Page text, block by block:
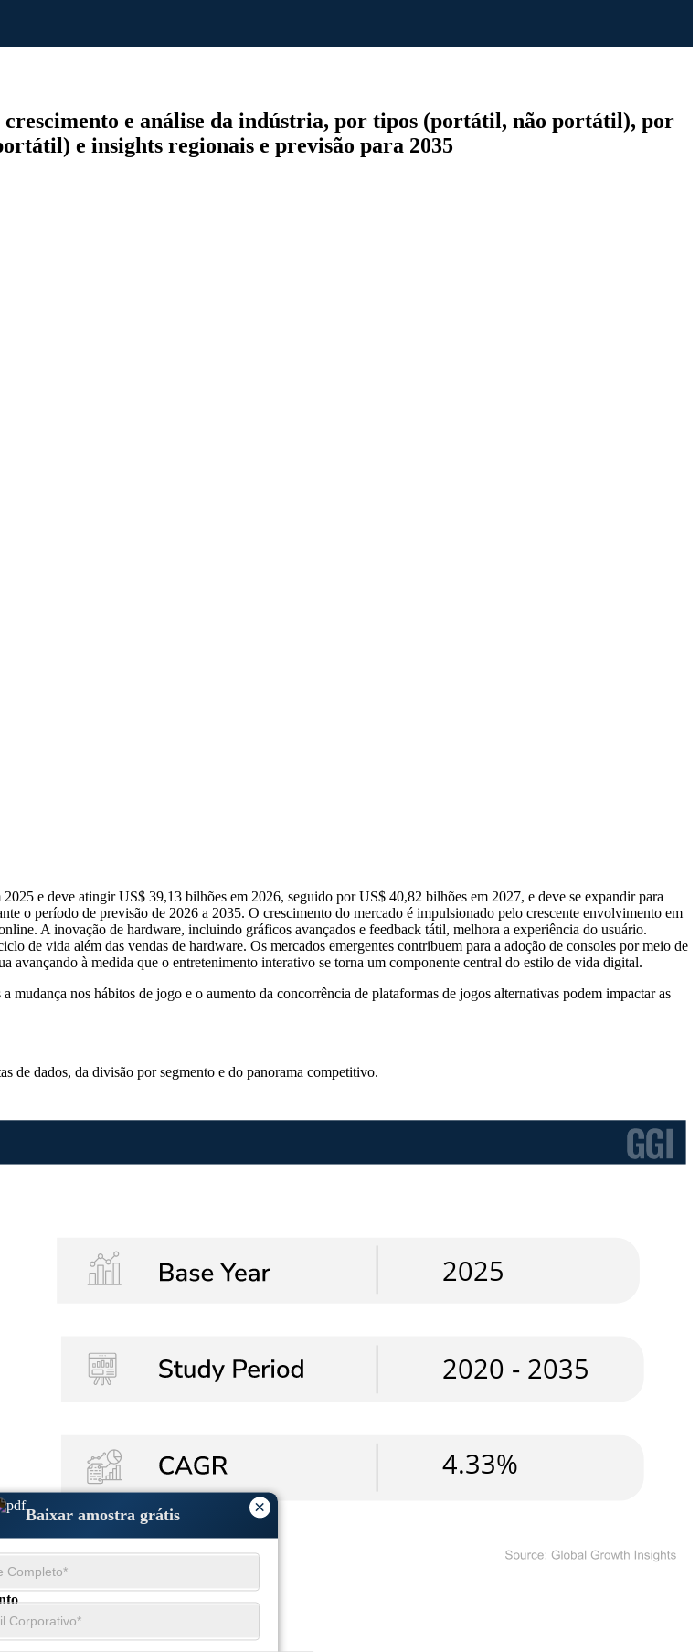
crescimento e análise da indústria, por tipos (portátil, não portátil), por
e insights regionais e previsão para 2035
×
Baixar amostra grátis
e deve atingir US$ 39,13 bilhões em 2026, seguido por US$ 40,82 bilhões em 2027, e deve se expandir para
o período de previsão de 2026 a 2035. O crescimento do mercado é impulsionado pelo crescente envolvimento em
A inovação de hardware, incluindo gráficos avançados e feedback tátil, melhora a experiência do usuário.
de vida além das vendas de hardware. Os mercados emergentes contribuem para a adoção de consoles por meio de
avançando à medida que o entretenimento interativo se torna um componente central do estilo de vida digital.
nos hábitos de jogo e o aumento da concorrência de plataformas de jogos alternativas podem impactar as
de dados, da divisão por segmento e do panorama competitivo.